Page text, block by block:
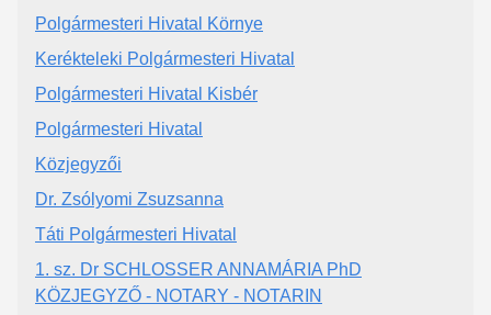
Polgármesteri Hivatal Környe
Kerékteleki Polgármesteri Hivatal
Polgármesteri Hivatal Kisbér
Polgármesteri Hivatal
Közjegyzői
Dr. Zsólyomi Zsuzsanna
Táti Polgármesteri Hivatal
1. sz. Dr SCHLOSSER ANNAMÁRIA PhD
KÖZJEGYZŐ - NOTARY - NOTARIN